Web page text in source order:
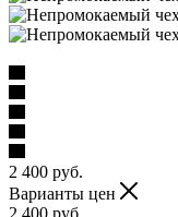
2 400 руб.
Варианты цен
2 400 руб.